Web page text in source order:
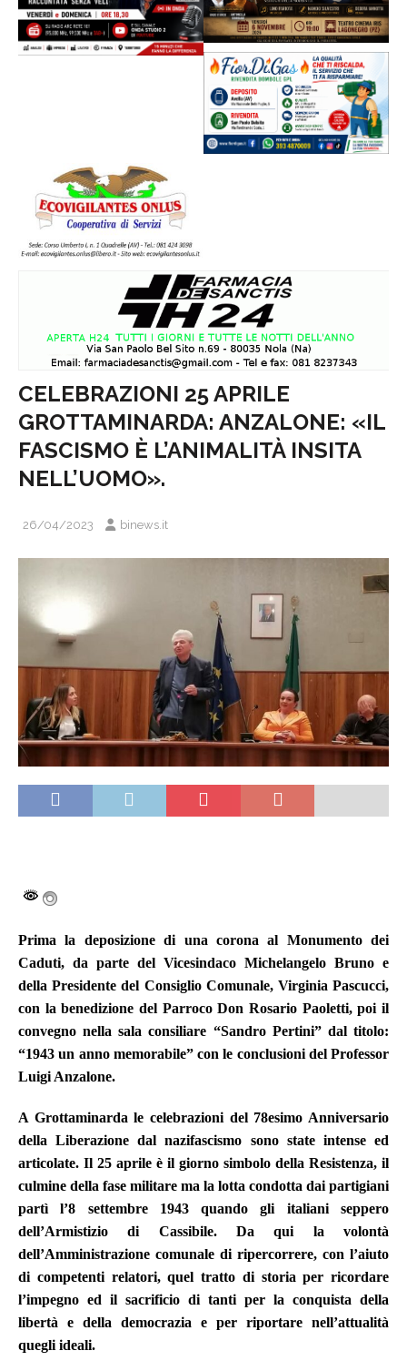
CELEBRAZIONI 25 APRILE
GROTTAMINARDA: ANZALONE: «IL
FASCISMO È L’ANIMALITÀ INSITA
NELL’UOMO».
26/04/2023 binews.it
Prima la deposizione di una corona al Monumento dei
Caduti, da parte del Vicesindaco Michelangelo Bruno e
della Presidente del Consiglio Comunale, Virginia Pascucci,
con la benedizione del Parroco Don Rosario Paoletti, poi il
convegno nella sala consiliare “Sandro Pertini” dal titolo:
“1943 un anno memorabile” con le conclusioni del Professor
Luigi Anzalone.
A Grottaminarda le celebrazioni del 78esimo Anniversario
della Liberazione dal nazifascismo sono state intense ed
articolate. Il 25 aprile è il giorno simbolo della Resistenza, il
culmine della fase militare ma la lotta condotta dai partigiani
partì l’8 settembre 1943 quando gli italiani seppero
dell’Armistizio di Cassibile. Da qui la volontà
dell’Amministrazione comunale di ripercorrere, con l’aiuto
di competenti relatori, quel tratto di storia per ricordare
l’impegno ed il sacrificio di tanti per la conquista della
libertà e della democrazia e per riportare nell’attualità
quegli ideali.